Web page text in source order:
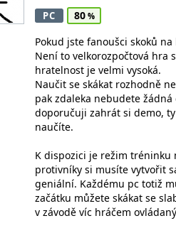
PC
80
Pokud jste fanoušci skoků
Není to velkorozpočtová hra
hratelnost je velmi vysoká.
Naučit se skákat rozhodně
pak zdaleka nebudete
doporučuji zahrát si demo,
naučíte.
K dispozici je režim tréninku
protivníky si musíte vytvořit
geniální. Každému pc totiž
začátku můžete skákat se
v závodě víc hráčem